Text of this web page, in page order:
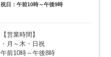
祝日：午前10時～午後9時
【営業時間】
・月～木・日祝
午前10時～午後8時